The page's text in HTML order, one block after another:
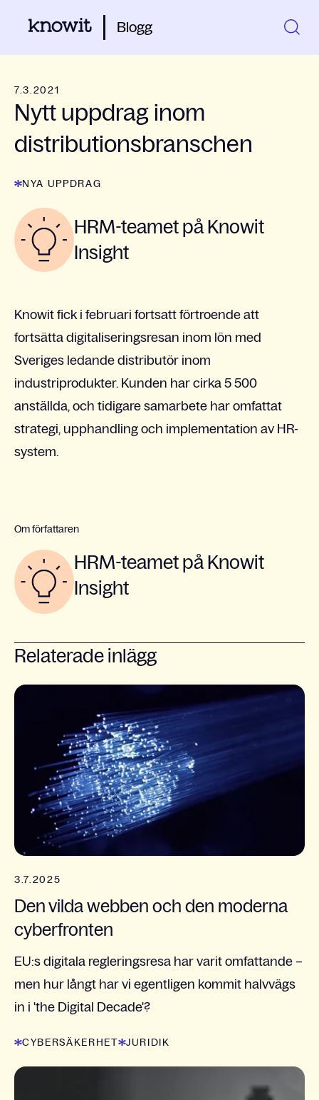
Blogg
7.3.2021
Nytt uppdrag inom
distributionsbranschen
NYA UPPDRAG
HRM-teamet på Knowit
Insight
Knowit fick i februari fortsatt förtroende att
fortsätta digitaliseringsresan inom lön med
Sveriges ledande distributör inom
industriprodukter. Kunden har cirka 5 500
anställda, och tidigare samarbete har omfattat
strategi, upphandling och implementation av HR-
system.
Om författaren
HRM-teamet på Knowit
Insight
Relaterade inlägg
3.7.2025
Den vilda webben och den moderna
cyberfronten
EU:s digitala regleringsresa har varit omfattande –
men hur långt har vi egentligen kommit halvvägs
in i 'the Digital Decade'?
CYBERSÄKERHET JURIDIK